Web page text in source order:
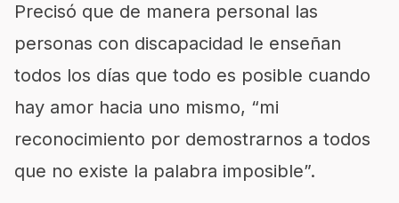
Precisó que de manera personal las
personas con discapacidad le enseñan
todos los días que todo es posible cuando
hay amor hacia uno mismo, “mi
reconocimiento por demostrarnos a todos
que no existe la palabra imposible”.